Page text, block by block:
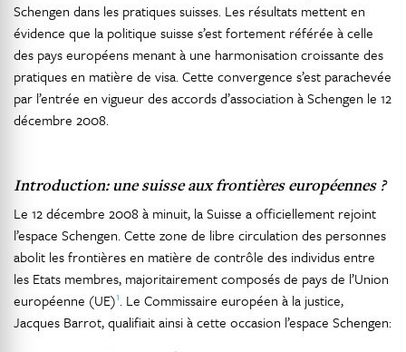
Schengen dans les pratiques suisses. Les résultats mettent en
évidence que la politique suisse s’est fortement référée à celle
des pays européens menant à une harmonisation croissante des
pratiques en matière de visa. Cette convergence s’est parachevée
par l’entrée en vigueur des accords d’association à Schengen le 12
décembre 2008.
Introduction: une suisse aux frontières européennes ?
Le 12 décembre 2008 à minuit, la Suisse a officiellement rejoint
l’espace Schengen. Cette zone de libre circulation des personnes
abolit les frontières en matière de contrôle des individus entre
les Etats membres, majoritairement composés de pays de l’Union
européenne (UE)1. Le Commissaire européen à la justice,
Jacques Barrot, qualifiait ainsi à cette occasion l’espace Schengen: